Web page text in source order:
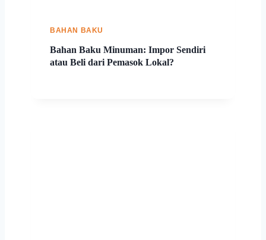
BAHAN BAKU
Bahan Baku Minuman: Impor Sendiri
atau Beli dari Pemasok Lokal?